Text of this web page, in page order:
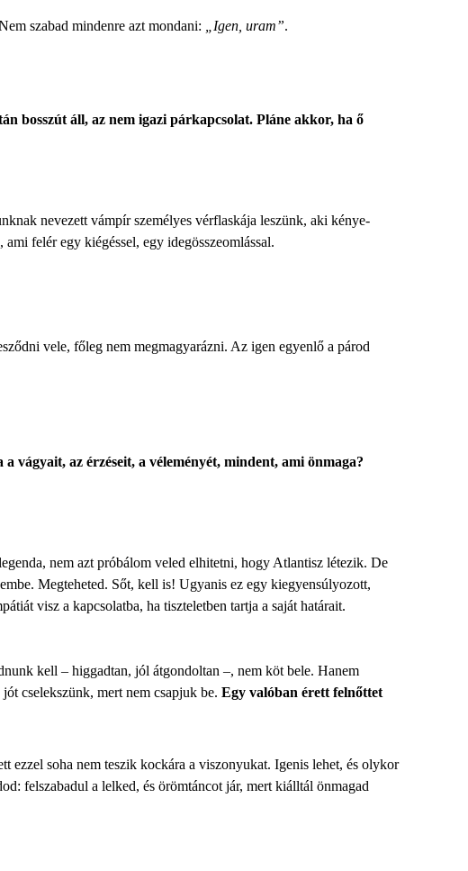
szabad mindenre azt mondani: „Igen, uram”.
bosszút áll, az nem igazi párkapcsolat. Pláne akkor, ha ő
nevezett vámpír személyes vérflaskája leszünk, aki kénye-
felér egy kiégéssel, egy idegösszeomlással.
vele, főleg nem megmagyarázni. Az igen egyenlő a párod
vágyait, az érzéseit, a véleményét, mindent, ami önmaga?
nem azt próbálom veled elhitetni, hogy Atlantisz létezik. De
Megteheted. Sőt, kell is! Ugyanis ez egy kiegyensúlyozott,
visz a kapcsolatba, ha tiszteletben tartja a saját határait.
kell – higgadtan, jól átgondoltan –, nem köt bele. Hanem
cselekszünk, mert nem csapjuk be. Egy valóban érett felnőttet
ezzel soha nem teszik kockára a viszonyukat. Igenis lehet, és olykor
felszabadul a lelked, és örömtáncot jár, mert kiálltál önmagad